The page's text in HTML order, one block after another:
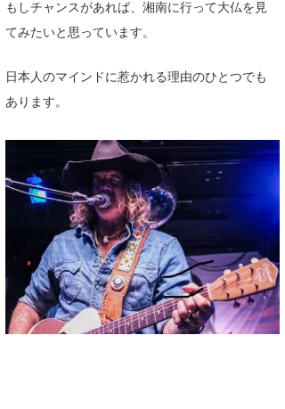
もしチャンスがあれば、湘南に行って大仏を見
てみたいと思っています。
日本人のマインドに惹かれる理由のひとつでも
あります。
wanda
予報士 hiro.
banpaku
Romisea